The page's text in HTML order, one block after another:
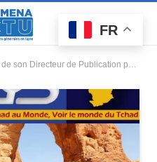
par la justice, le journal Le Pays reste harcelé
FR